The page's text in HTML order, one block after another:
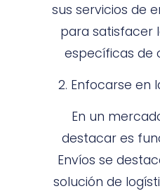
sus servicios de
para satisfacer
específicas de
2. Enfocarse en
En un
destacar es
Envíos se
solución de